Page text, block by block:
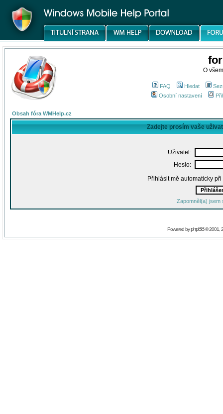
O
FAQ Hledat
Osobní nastavení
Obsah fóra WMHelp.cz
Zadejte prosím vaše
Uživatel:
Heslo:
Přihlásit mě automaticky
Zapomněl(a) jsem
Powered byphpBB© 2001,